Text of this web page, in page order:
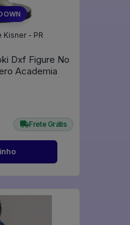
Kisner - PR
Dxf Figure No
Academia
Frete Grátis